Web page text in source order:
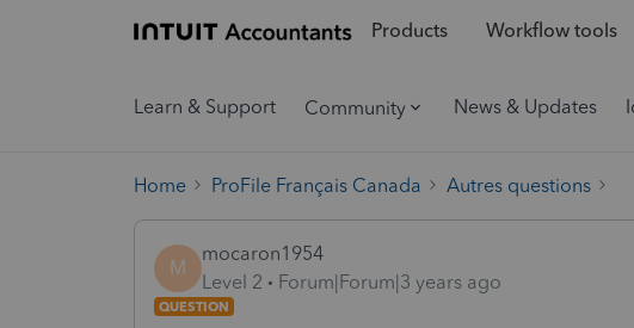
Products Workflow tools
Learn & Support Community News & Updates
Home ProFile Français Canada Autres questions
M
mocaron1954
Level 2
Forum|Forum|3 years ago
QUESTION